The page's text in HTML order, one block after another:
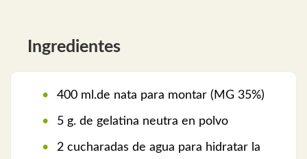
Ingredientes
400 ml.de nata para montar (MG 35%)
5 g. de gelatina neutra en polvo
2 cucharadas de agua para hidratar la